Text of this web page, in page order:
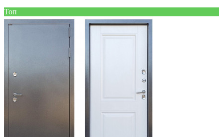
Топ